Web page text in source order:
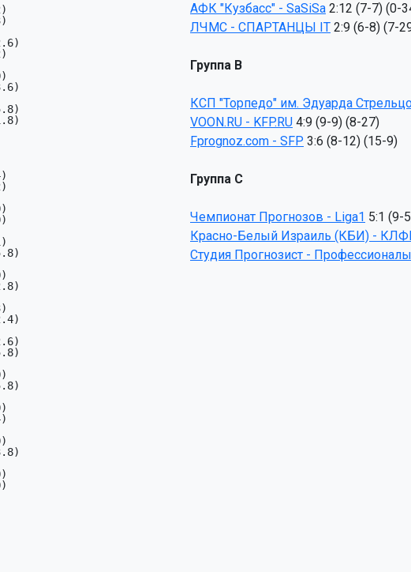
АФК "Кузбасс" - SaSiSa
ЛЧМС - СПАРТАНЦЫ IT
Группа B
КСП "Торпедо" им. Эдуарда
VOON.RU - KFP.RU
Fprognoz.com - SFP
Группа C
Чемпионат Прогнозов - Liga1
Красно-Белый Израиль (КБИ) -
Студия Прогнозист -